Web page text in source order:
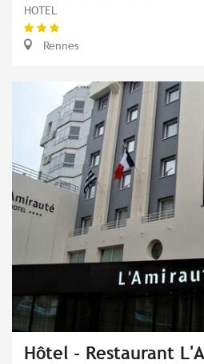
HOTEL
Rennes
Hôtel - Restaurant